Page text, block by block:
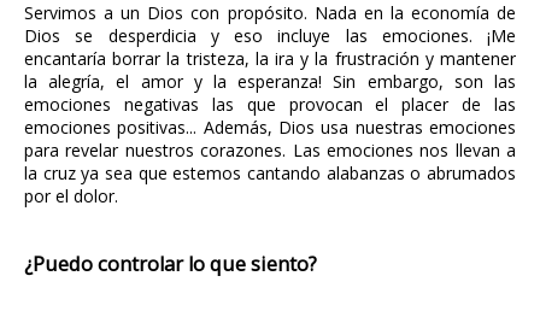
Servimos a un Dios con propósito. Nada en la economía de
Dios se desperdicia y eso incluye las emociones. ¡Me
encantaría borrar la tristeza, la ira y la frustración y mantener
la alegría, el amor y la esperanza! Sin embargo, son las
emociones negativas las que provocan el placer de las
emociones positivas... Además, Dios usa nuestras emociones
para revelar nuestros corazones. Las emociones nos llevan a
la cruz ya sea que estemos cantando alabanzas o abrumados
por el dolor.
¿Puedo controlar lo que siento?